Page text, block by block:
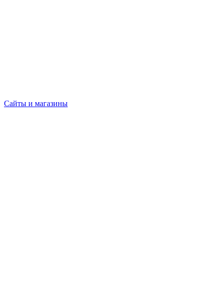
Сайты и магазины